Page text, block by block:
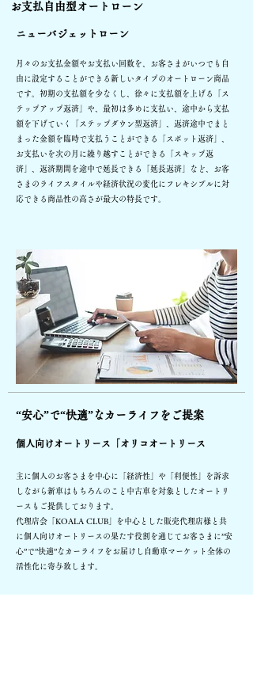
お支払自由型オートローン
ニューバジェットローン
月々のお支払金額やお支払い回数を、お客さまがいつでも自
由に設定することができる新しいタイプのオートローン商品
です。初期の支払額を少なくし、徐々に支払額を上げる「ス
テップアップ返済」や、最初は多めに支払い、途中から支払
額を下げていく「ステップダウン型返済」、返済途中でまと
まった金額を臨時で支払うことができる「スポット返済」、
お支払いを次の月に繰り越すことができる「スキップ返
済」、返済期間を途中で延長できる「延長返済」など、お客
さまのライフスタイルや経済状況の変化にフレキシブルに対
応できる商品性の高さが最大の特長です。
“安心”で“快適”なカーライフをご提案
個人向けオートリース「オリコオートリース
主に個人のお客さまを中心に「経済性」や「利便性」を訴求
しながら新車はもちろんのこと中古車を対象としたオートリ
ースもご提供しております。
代理店会「KOALA CLUB」を中心とした販売代理店様と共
に個人向けオートリースの果たす役割を通じてお客さまに”安
心”で”快適”なカーライフをお届けし自動車マーケット全体の
活性化に寄与致します。